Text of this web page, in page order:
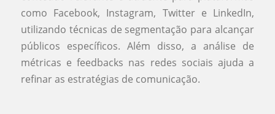
como Facebook, Instagram, Twitter e LinkedIn,
utilizando técnicas de segmentação para alcançar
públicos específicos. Além disso, a análise de
métricas e feedbacks nas redes sociais ajuda a
refinar as estratégias de comunicação.